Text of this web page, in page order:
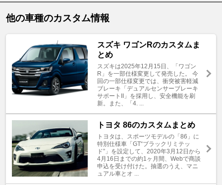
他の車種のカスタム情報
スズキ ワゴンRのカスタムま
とめ
スズキは2025年12月15日、「ワゴン
R」を一部仕様変更して発売した。 今
回の一部仕様変更では、衝突被害軽減
ブレーキ「デュアルセンサーブレーキ
サポートII」を採用し、安全機能を刷
新。また、「4. ...
トヨタ 86のカスタムまとめ
トヨタは、スポーツモデルの「86」に
特別仕様車「GT“ブラックリミテッ
ド”」を設定して、2020年3月12日から
4月16日までの約1ヶ月間、Webで商談
申込を受け付けた。抽選のうえ、マニ
ュアル車とオ ...